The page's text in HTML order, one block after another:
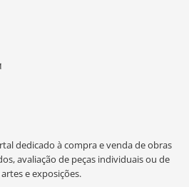
dedicado à compra e venda de obras
avaliação de peças individuais ou de
e exposições.